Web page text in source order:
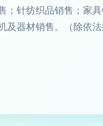
；针纺织品销售；家
及器材销售。（除依